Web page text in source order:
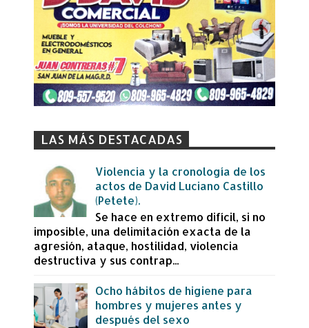
LAS MÁS DESTACADAS
Violencia y la cronología de los
actos de David Luciano Castillo
(Petete).
Se hace en extremo difícil, si no
imposible, una delimitación exacta de la
agresión, ataque, hostilidad, violencia
destructiva y sus contrap...
Ocho hábitos de higiene para
hombres y mujeres antes y
después del sexo